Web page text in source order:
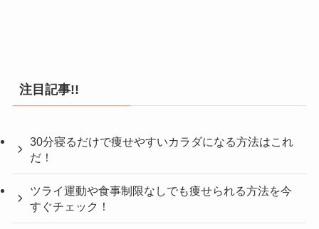
注目記事!!
30分寝るだけで痩せやすいカラダになる方法はこれ
だ！
ツライ運動や食事制限なしでも痩せられる方法を今
すぐチェック！